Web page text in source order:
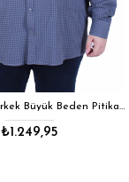
Mocgrande Erkek Büyük Beden Pitikareli Cepsiz Gömlek 11358 GRI
₺1.249,95